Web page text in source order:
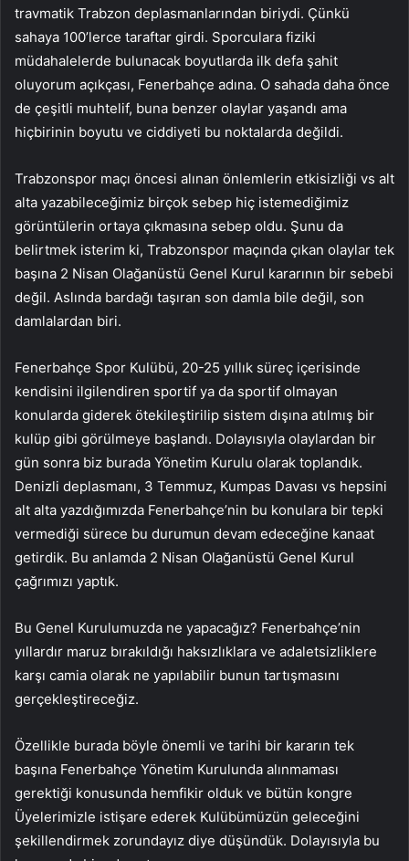
travmatik Trabzon deplasmanlarından biriydi. Çünkü
sahaya 100’lerce taraftar girdi. Sporculara fiziki
müdahalelerde bulunacak boyutlarda ilk defa şahit
oluyorum açıkçası, Fenerbahçe adına. O sahada daha önce
de çeşitli muhtelif, buna benzer olaylar yaşandı ama
hiçbirinin boyutu ve ciddiyeti bu noktalarda değildi.
Trabzonspor maçı öncesi alınan önlemlerin etkisizliği vs alt
alta yazabileceğimiz birçok sebep hiç istemediğimiz
görüntülerin ortaya çıkmasına sebep oldu. Şunu da
belirtmek isterim ki, Trabzonspor maçında çıkan olaylar tek
başına 2 Nisan Olağanüstü Genel Kurul kararının bir sebebi
değil. Aslında bardağı taşıran son damla bile değil, son
damlalardan biri.
Fenerbahçe Spor Kulübü, 20-25 yıllık süreç içerisinde
kendisini ilgilendiren sportif ya da sportif olmayan
konularda giderek ötekileştirilip sistem dışına atılmış bir
kulüp gibi görülmeye başlandı. Dolayısıyla olaylardan bir
gün sonra biz burada Yönetim Kurulu olarak toplandık.
Denizli deplasmanı, 3 Temmuz, Kumpas Davası vs hepsini
alt alta yazdığımızda Fenerbahçe’nin bu konulara bir tepki
vermediği sürece bu durumun devam edeceğine kanaat
getirdik. Bu anlamda 2 Nisan Olağanüstü Genel Kurul
çağrımızı yaptık.
Bu Genel Kurulumuzda ne yapacağız? Fenerbahçe’nin
yıllardır maruz bırakıldığı haksızlıklara ve adaletsizliklere
karşı camia olarak ne yapılabilir bunun tartışmasını
gerçekleştireceğiz.
Özellikle burada böyle önemli ve tarihi bir kararın tek
başına Fenerbahçe Yönetim Kurulunda alınmaması
gerektiği konusunda hemfikir olduk ve bütün kongre
Üyelerimizle istişare ederek Kulübümüzün geleceğini
şekillendirmek zorundayız diye düşündük. Dolayısıyla bu